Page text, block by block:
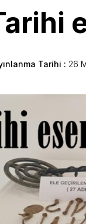
Tarihi : 26